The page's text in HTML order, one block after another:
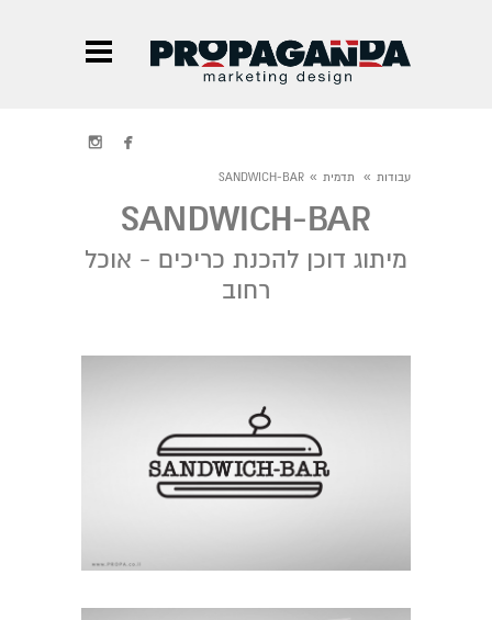


עבודות » תדמית »
SANDWICH-BAR
SANDWICH-BAR
מיתוג דוכן להכנת כריכים - אוכל
רחוב